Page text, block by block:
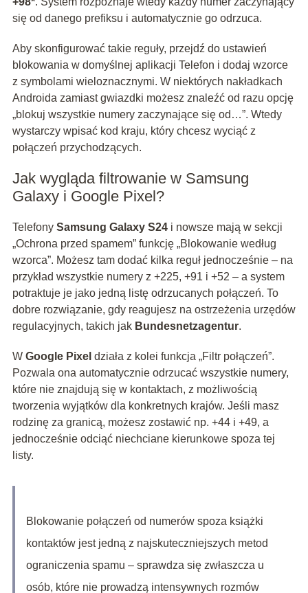
się od danego prefiksu i automatycznie go odrzuca.
Aby skonfigurować takie reguły, przejdź do ustawień
blokowania w domyślnej aplikacji Telefon i dodaj wzorce
z symbolami wieloznacznymi. W niektórych nakładkach
Androida zamiast gwiazdki możesz znaleźć od razu opcję
„blokuj wszystkie numery zaczynające się od…”. Wtedy
wystarczy wpisać kod kraju, który chcesz wyciąć z
połączeń przychodzących.
Jak wygląda filtrowanie w Samsung
Galaxy i Google Pixel?
Telefony Samsung Galaxy S24i nowsze mają w sekcji
„Ochrona przed spamem” funkcję „Blokowanie według
wzorca”. Możesz tam dodać kilka reguł jednocześnie – na
przykład wszystkie numery z +225, +91 i +52 – a system
potraktuje je jako jedną listę odrzucanych połączeń. To
dobre rozwiązanie, gdy reagujesz na ostrzeżenia urzędów
regulacyjnych, takich jak Bundesnetzagentur.
W Google Pixel działa z kolei funkcja „Filtr połączeń”.
Pozwala ona automatycznie odrzucać wszystkie numery,
które nie znajdują się w kontaktach, z możliwością
tworzenia wyjątków dla konkretnych krajów. Jeśli masz
rodzinę za granicą, możesz zostawić np. +44 i +49, a
jednocześnie odciąć niechciane kierunkowe spoza tej
listy.
Blokowanie połączeń od numerów spoza książki
kontaktów jest jedną z najskuteczniejszych metod
ograniczenia spamu – sprawdza się zwłaszcza u
osób, które nie prowadzą intensywnych rozmów